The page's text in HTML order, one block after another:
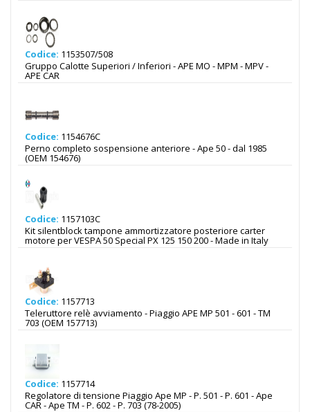
Codice: 1153507/508
Gruppo Calotte Superiori / Inferiori - APE MO - MPM - MPV -
APE CAR
Codice: 1154676C
Perno completo sospensione anteriore - Ape 50 - dal 1985
(OEM 154676)
Codice: 1157103C
Kit silentblock tampone ammortizzatore posteriore carter
motore per VESPA 50 Special PX 125 150 200 - Made in Italy
Codice: 1157713
Teleruttore relè avviamento - Piaggio APE MP 501 - 601 - TM
703 (OEM 157713)
Codice: 1157714
Regolatore di tensione Piaggio Ape MP - P. 501 - P. 601 - Ape
CAR - Ape TM - P. 602 - P. 703 (78-2005)